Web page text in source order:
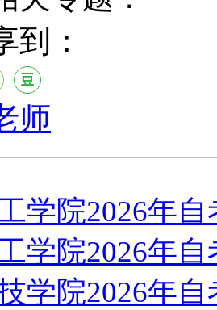
到：
师
学院2026年
学院2026年
学院2026年